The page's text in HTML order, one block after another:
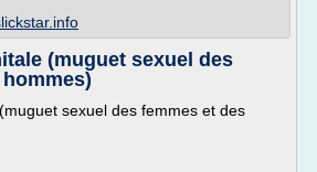
(muguet sexuel des
sexuel des femmes et des